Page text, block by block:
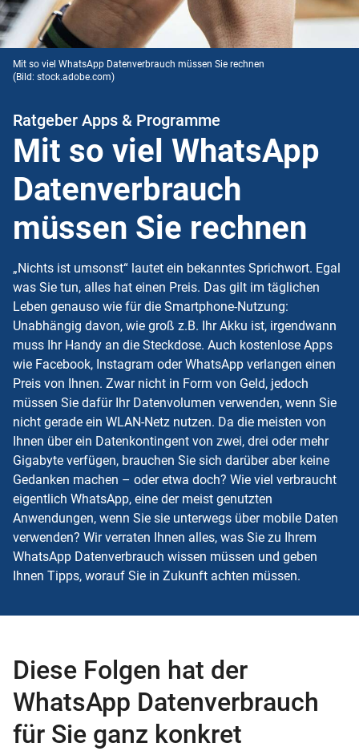
Mit so viel WhatsApp Datenverbrauch müssen Sie rechnen
(Bild: stock.adobe.com)
Ratgeber Apps & Programme
Mit so viel WhatsApp
Datenverbrauch
müssen Sie rechnen
„Nichts ist umsonst“ lautet ein bekanntes Sprichwort. Egal
was Sie tun, alles hat einen Preis. Das gilt im täglichen
Leben genauso wie für die Smartphone-Nutzung:
Unabhängig davon, wie groß z.B. IhrAkku ist, irgendwann
muss Ihr Handy an die Steckdose. Auch kostenlose Apps
wie Facebook, Instagram oder WhatsApp verlangen einen
Preis von Ihnen. Zwar nicht in Form von Geld, jedoch
müssen Sie dafür Ihr Datenvolumen verwenden, wenn Sie
nicht gerade ein WLAN-Netz nutzen. Da die meisten von
Ihnen über ein Datenkontingent von zwei, drei oder mehr
Gigabyte verfügen, brauchen Sie sich darüber aber keine
Gedanken machen – oder etwa doch? Wie viel verbraucht
eigentlich WhatsApp, eine der meist genutzten
Anwendungen, wenn Sie sie unterwegs über mobile Daten
verwenden? Wir verraten Ihnen alles, was Sie zu Ihrem
WhatsApp Datenverbrauch wissen müssen und geben
Ihnen Tipps, worauf Sie in Zukunft achten müssen.
Diese Folgen hat der
WhatsApp Datenverbrauch
für Sie ganz konkret